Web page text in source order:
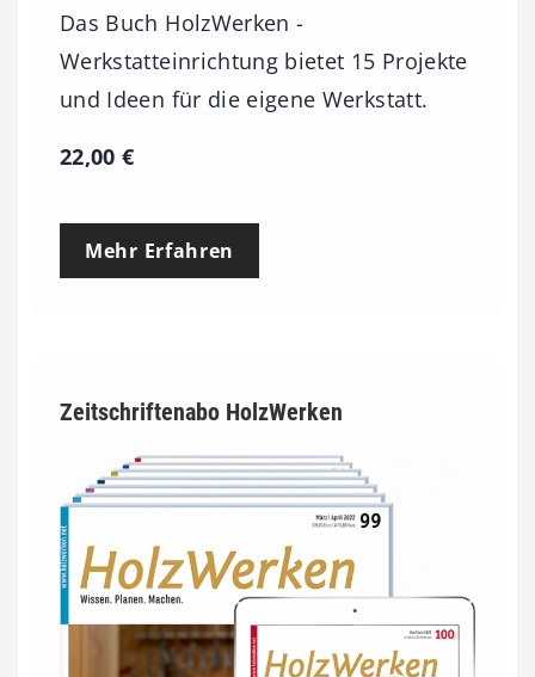
Das Buch HolzWerken -
Werkstatteinrichtung bietet 15 Projekte
und Ideen für die eigene Werkstatt.
22,00€
Mehr Erfahren
Zeitschriftenabo HolzWerken